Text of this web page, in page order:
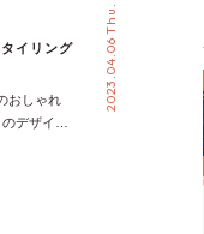
イリング
おしゃれ
デザイ
femme
たんぽぽ
2023.04.06 Thu.